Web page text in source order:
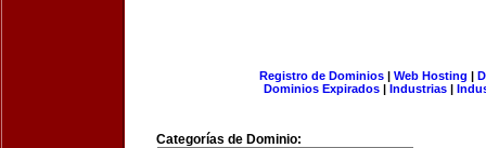
Registro de Dominios| Web Hosting |
Dominios Expirados | Industrias |
Categorías de Dominio: